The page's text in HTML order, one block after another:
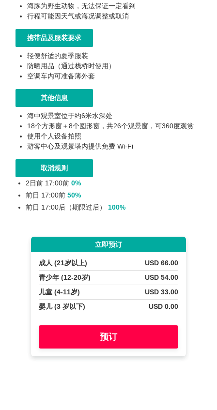
海豚为野生动物，无法保证一定看到
行程可能因天气或海况调整或取消
携带品及服装要求
轻便舒适的夏季服装
防晒用品（通过栈桥时使用）
空调车内可准备薄外套
其他信息
海中观景室位于约6米水深处
18个方形窗＋8个圆形窗，共26个观景窗，可360度观赏
使用个人设备拍照
游客中心及观景塔内提供免费 Wi-Fi
取消规则
2日前 17:00前 0%
前日 17:00前 50%
前日 17:00后（期限过后）
100%
立即预订
成人 (21岁以上)
USD 66.00
青少年 (12-20岁)
USD 54.00
儿童 (4-11岁)
USD 33.00
婴儿 (3 岁以下)
USD 0.00
预订